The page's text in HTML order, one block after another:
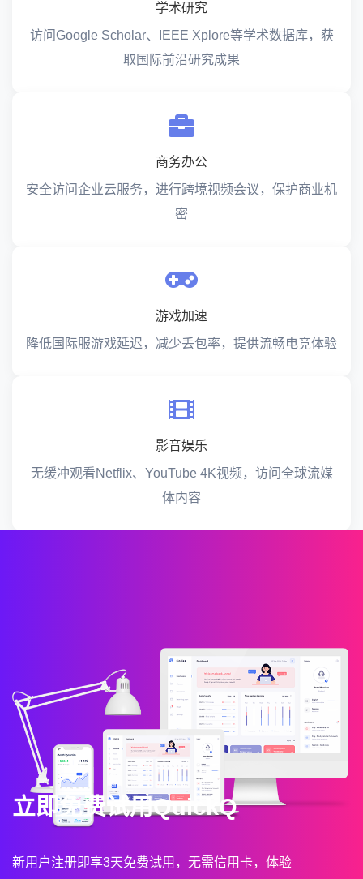
学术研究
访问Google Scholar、IEEE Xplore等学术数据库，获
取国际前沿研究成果
商务办公
安全访问企业云服务，进行跨境视频会议，保护商业机
密
游戏加速
降低国际服游戏延迟，减少丢包率，提供流畅电竞体验
影音娱乐
无缓冲观看Netflix、YouTube 4K视频，访问全球流媒
体内容
立即免费试用QuickQ
新用户注册即享3天免费试用，无需信用卡，体验